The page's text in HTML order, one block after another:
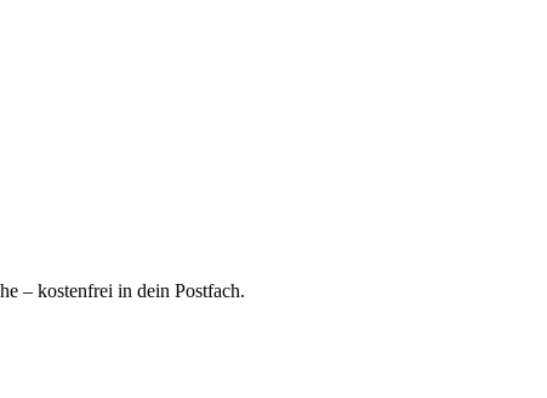
– kostenfrei in dein Postfach.